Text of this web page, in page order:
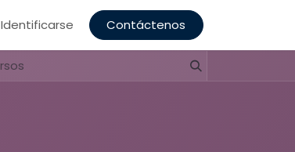
Identificarse Contáctenos